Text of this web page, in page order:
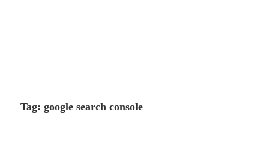
Tag:google search console